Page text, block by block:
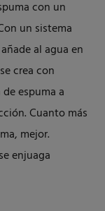
con un
un sistema
al agua en
crea con
espuma a
Cuanto más
mejor.
enjuaga